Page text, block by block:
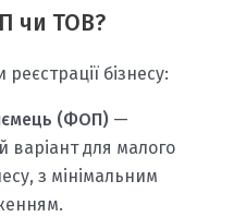
чи ТОВ?
бізнесу:
(ФОП) —
варіант для малого
з мінімальним